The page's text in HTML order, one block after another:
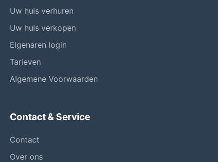
Uw huis verhuren
Uw huis verkopen
Eigenaren login
Tarieven
Algemene Voorwaarden
Contact & Service
Contact
Over ons